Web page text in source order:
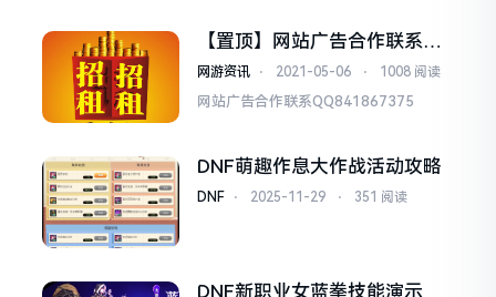
【置顶】网站广告合作联系QQ
841867375
网游资讯 ⋅ 2021-05-06 ⋅ 1008 阅读
网站广告合作联系QQ841867375
DNF萌趣作息大作战活动攻略
DNF ⋅ 2025-11-29 ⋅ 351 阅读
DNF新职业女蓝拳技能演示